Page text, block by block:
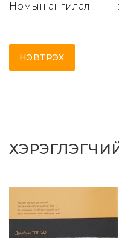
Номын ангилал :
НЭВТРЭХ